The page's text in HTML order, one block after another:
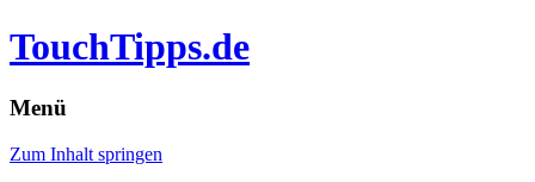
TouchTipps.de
Menü
Zum Inhalt springen